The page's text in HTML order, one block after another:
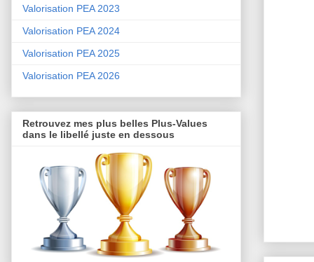
Valorisation PEA 2023
Valorisation PEA 2024
Valorisation PEA 2025
Valorisation PEA 2026
Retrouvez mes plus belles Plus-Values
dans le libellé juste en dessous